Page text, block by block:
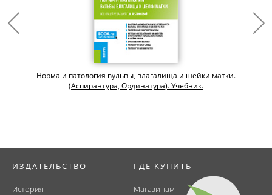
Норма и патология вульвы, влагалища и шейки матки.
(Аспирантура, Ординатура). Учебник.
ИЗДАТЕЛЬСТВО
История
ГДЕ КУПИТЬ
Магазинам